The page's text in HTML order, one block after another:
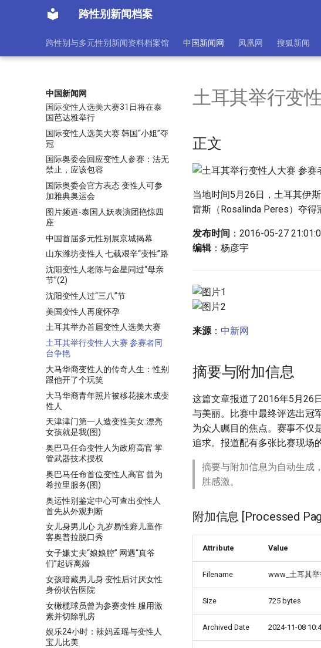
跨性别新闻档案
跨性别与多元性别新闻资料档案馆 中国新闻网 凤凰网 搜狐新闻
中国新闻网
美新法令引争议
姐”震惊(图)
周杰伦选角出“变性人”男选手长发
书演出忙捞金(图)
国际变性人选美大赛31日将在泰
国芭达雅举行
国际变性人选美大赛 韩国“小姐”夺
冠
国际奥委会回应变性人参赛：法无
禁止，应该包容
国际奥委会官方表态 变性人可参
加雅典奥运会
图片频道-泰国人妖表演团艳惊四
座
中国首届多元性别展京城揭幕
山东潍坊变性人 七载艰辛“变性”路
沈阳变性人老陈与金星同过“母亲
节”(2)
沈阳变性人过“三八”节
美国变性人再度怀孕
土耳其举办首届变性人选美大赛
土耳其举行变性人大赛 参赛者同
台争艳
大马华裔变性人的传奇人生：性别
跟他开了个玩笑
大马华裔青年照片被移花接木成变
性人
天津津门第一人造变性美女:漂亮
女孩就是我(图)
奥巴马任命变性人为政府高官 掌
管武器技术授权
奥巴马任命首位变性人高官 曾为
希拉里服务(图)
奥运性别鉴定中心可查出变性人
首先从外观判断
女儿身男儿心 九岁易性癖儿童作
客奥普拉脱口秀
女子嫌丈夫“娘娘腔” 网遇“真爷
们”起诉离婚
女孩暗藏男儿身 变性后讨厌女性
身份状告医院
女橄榄球员曾为参赛变性 服用激
素并切除乳房
娱乐24小时：辣妈孟瑶与变性人
宝儿比美
土耳其举行变
正文
当地时间5月26日，土耳其伊
雷斯（Rosalinda Peres）夺得
发布时间 ：2016-05-27
编辑：杨彦宇
来源： 中新网
摘要与附加信息
这篇文章报道了2016年5月26
与美丽。比赛中最终评选出冠
为众人瞩目的焦点。赛事不仅
追求。报道配有多张比赛现场
摘要与附加信息为自动生成
胜感激。
附加信息 [Processed
Attribute Value
Filename www_土耳其
Size 725 bytes
Archived Date 2024-11-08